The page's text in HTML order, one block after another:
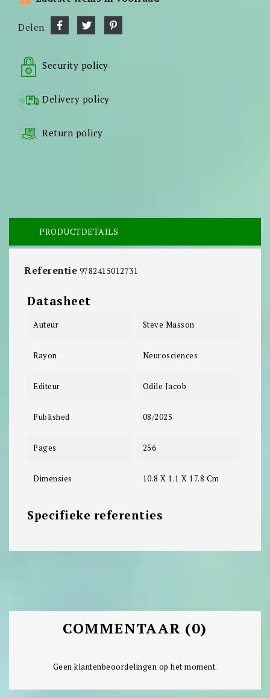
Delen
Security policy
Delivery policy
Return policy
PRODUCTDETAILS
Referentie 9782415012731
Datasheet
Auteur Steve Masson
Rayon Neurosciences
Editeur Odile Jacob
Published 08/2025
Pages 256
Dimensies 10.8 X 1.1 X 17.8 Cm
Specifieke referenties
COMMENTAAR (0)
Geen klantenbeoordelingen op het moment.